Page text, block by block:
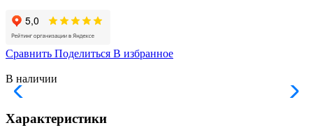
Сравнить Поделиться В избранное
В наличии
Характеристики